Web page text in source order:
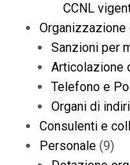
CCNL
Organizzazione
Sanzioni per
Articolazione
Telefono e
Organi di
Consulenti e
Personale (9)